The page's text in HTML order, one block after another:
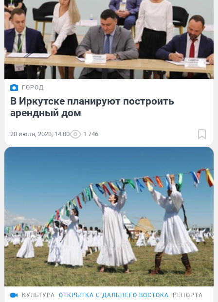
ГОРОД
В Иркутске планируют построить
арендный дом
20 июля, 2023, 14:00 1 746
КУЛЬТУРА ОТКРЫТКА С ДАЛЬНЕГО ВОСТОКА РЕПОРТАЖ